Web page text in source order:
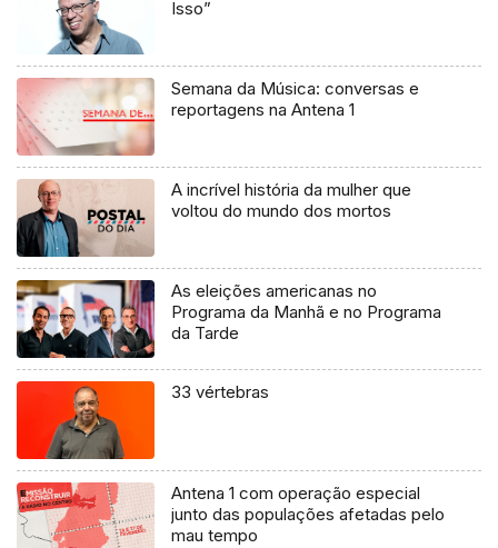
Isso”
Semana da Música: conversas e
reportagens na Antena 1
A incrível história da mulher que
voltou do mundo dos mortos
As eleições americanas no
Programa da Manhã e no Programa
da Tarde
33 vértebras
Antena 1 com operação especial
junto das populações afetadas pelo
mau tempo